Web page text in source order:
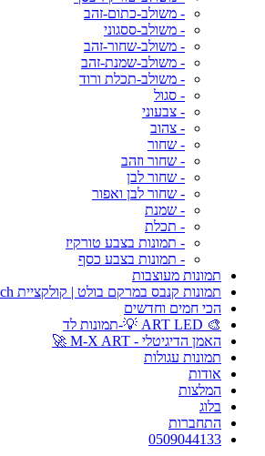
- משולב-כתום-זהב
- משולב-ססגוני
- משולב-שחור-זהב
- משולב-שמנת-זהב
- משולב-תכלת ורוד
- סגול
- צבעוני
- צהוב
- שחור
- שחור וזהב
- שחור לבן
- שחור לבן ואפור
- שמנת
- תכלת
- תמונות בצבע טורקיז
- תמונות בצבע כסף
תמונות מעוצבות
תמונות קנבס במרקם בולט | קולקציית Art Touch
הכי חמים וחדשים
🎨 ART LED 💡-תמונות לד
האמן הדיגיטלי - M-X ART 🚀
תמונות עגולות
אודות
המלצות
בלוג
התחברות
0509044133